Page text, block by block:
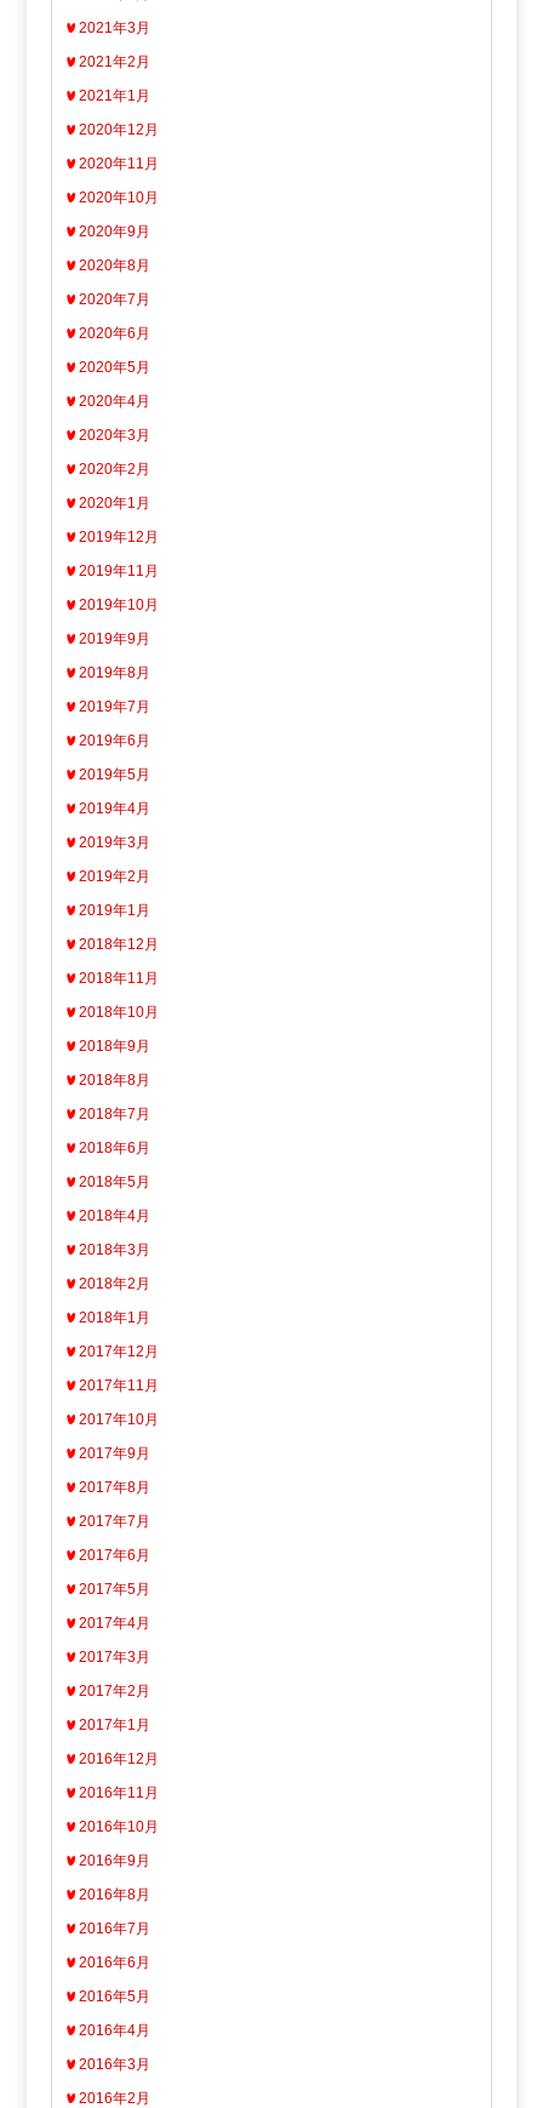
2021年3月
2021年2月
2021年1月
2020年12月
2020年11月
2020年10月
2020年9月
2020年8月
2020年7月
2020年6月
2020年5月
2020年4月
2020年3月
2020年2月
2020年1月
2019年12月
2019年11月
2019年10月
2019年9月
2019年8月
2019年7月
2019年6月
2019年5月
2019年4月
2019年3月
2019年2月
2019年1月
2018年12月
2018年11月
2018年10月
2018年9月
2018年8月
2018年7月
2018年6月
2018年5月
2018年4月
2018年3月
2018年2月
2018年1月
2017年12月
2017年11月
2017年10月
2017年9月
2017年8月
2017年7月
2017年6月
2017年5月
2017年4月
2017年3月
2017年2月
2017年1月
2016年12月
2016年11月
2016年10月
2016年9月
2016年8月
2016年7月
2016年6月
2016年5月
2016年4月
2016年3月
2016年2月